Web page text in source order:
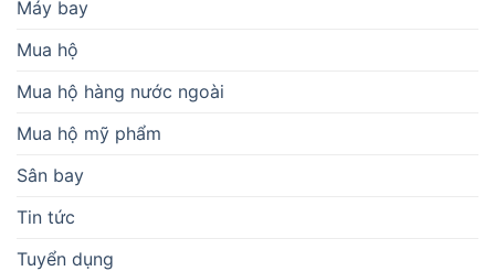
Máy bay
Mua hộ
Mua hộ hàng nước ngoài
Mua hộ mỹ phẩm
Sân bay
Tin tức
Tuyển dụng